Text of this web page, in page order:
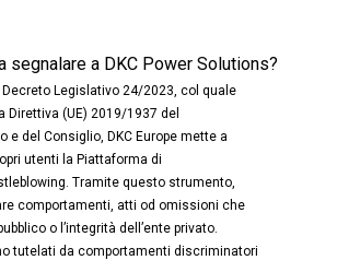
segnalare a DKC Power Solutions?
Decreto Legislativo 24/2023, col quale
Direttiva (UE) 2019/1937 del
e del Consiglio, DKC Europe mette a
utenti la Piattaforma di
Tramite questo strumento,
comportamenti, atti od omissioni che
o l’integrità dell’ente privato.
tutelati da comportamenti discriminatori